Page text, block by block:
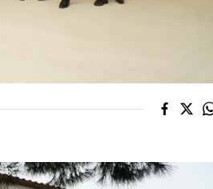
İzmir
Kastamonu